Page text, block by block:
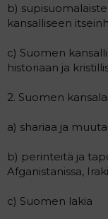
a
b)
kansalliseen
c) Suomen
historiaan ja
2. Suomen
a) shariaa ja
b) perinteitä ja
Afganistanissa,
c) Suomen lakia